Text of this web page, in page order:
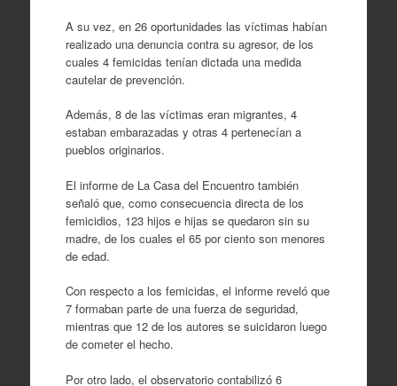
A su vez, en 26 oportunidades las víctimas habían
realizado una denuncia contra su agresor, de los
cuales 4 femicidas tenían dictada una medida
cautelar de prevención.
Además, 8 de las víctimas eran migrantes, 4
estaban embarazadas y otras 4 pertenecían a
pueblos originarios.
El informe de La Casa del Encuentro también
señaló que, como consecuencia directa de los
femicidios, 123 hijos e hijas se quedaron sin su
madre, de los cuales el 65 por ciento son menores
de edad.
Con respecto a los femicidas, el informe reveló que
7 formaban parte de una fuerza de seguridad,
mientras que 12 de los autores se suicidaron luego
de cometer el hecho.
Por otro lado, el observatorio contabilizó 6